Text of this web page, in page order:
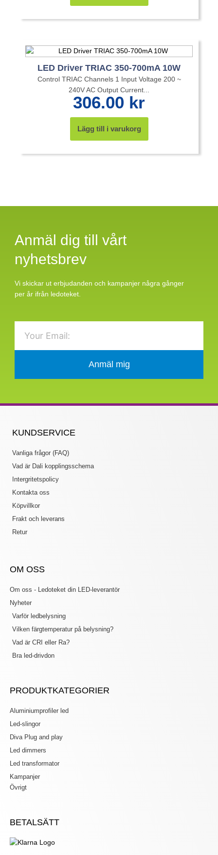
LED Driver TRIAC 350-700mA 10W
Control TRIAC Channels 1 Input Voltage 200 ~
240V AC Output Current...
306.00 kr
Lägg till i varukorg
Anmäl dig till vårt
nyhetsbrev
Vi skickar ut erbjudanden och kampanjer några gånger
per år ifrån ledoteket.
Anmäl mig
KUNDSERVICE
Vanliga frågor (FAQ)
Vad är Dali kopplingsschema
Intergritetspolicy
Kontakta oss
Köpvillkor
Frakt och leverans
Retur
OM OSS
Om oss - Ledoteket din LED-leverantör
Nyheter
Varför ledbelysning
Vilken färgtemperatur på belysning?
Vad är CRI eller Ra?
Bra led-drivdon
PRODUKTKATEGORIER
Aluminiumprofiler led
Led-slingor
Diva Plug and play
Led dimmers
Led transformator
Kampanjer
Övrigt
BETALSÄTT